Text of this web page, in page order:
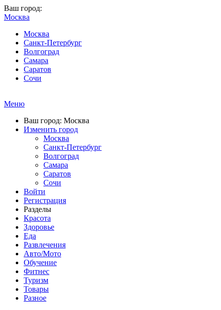
Ваш город:
Москва
Москва
Санкт-Петербург
Волгоград
Самара
Саратов
Сочи
Меню
Ваш город: Москва
Изменить город
Москва
Санкт-Петербург
Волгоград
Самара
Саратов
Сочи
Войти
Регистрация
Разделы
Красота
Здоровье
Еда
Развлечения
Авто/Мото
Обучение
Фитнес
Туризм
Товары
Разное